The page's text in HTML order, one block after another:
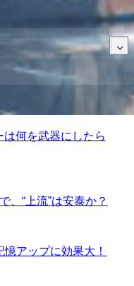
何を武器にしたら
、“上流”は安泰か？
憶アップに効果大！